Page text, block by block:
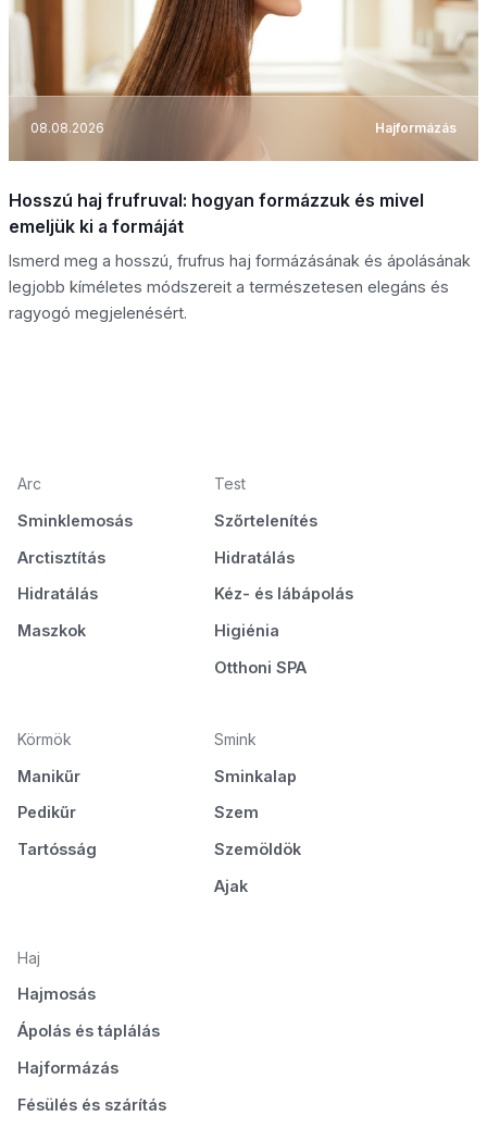
08.08.2026 Hajformázás
Hosszú haj frufruval: hogyan formázzuk és mivel
emeljük ki a formáját
Ismerd meg a hosszú, frufrus haj formázásának és ápolásának
legjobb kíméletes módszereit a természetesen elegáns és
ragyogó megjelenésért.
Arc
Sminklemosás
Arctisztítás
Hidratálás
Maszkok
Test
Szőrtelenítés
Hidratálás
Kéz- és lábápolás
Higiénia
Otthoni SPA
Körmök
Manikűr
Pedikűr
Tartósság
Smink
Sminkalap
Szem
Szemöldök
Ajak
Haj
Hajmosás
Ápolás és táplálás
Hajformázás
Fésülés és szárítás